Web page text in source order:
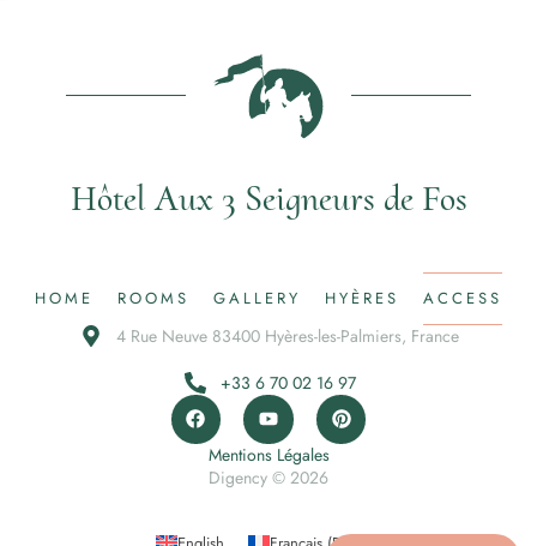
Hôtel Aux 3 Seigneurs de Fos
HOME ROOMS GALLERY HYÈRES ACCESS
4 Rue Neuve 83400 Hyères-les-Palmiers, France
+33 6 70 02 16 97
Mentions Légales
Digency © 2026